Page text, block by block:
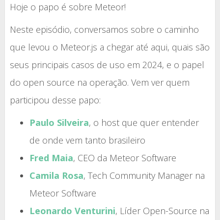
Hoje o papo é sobre Meteor!
Neste episódio, conversamos sobre o caminho
que levou o Meteor.js a chegar até aqui, quais são
seus principais casos de uso em 2024, e o papel
do open source na operação. Vem ver quem
participou desse papo:
Paulo Silveira, o host que quer entender
de onde vem tanto brasileiro
Fred Maia, CEO da Meteor Software
Camila Rosa, Tech Community Manager na
Meteor Software
Leonardo Venturini, Líder Open-Source na